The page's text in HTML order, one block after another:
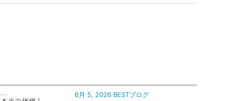
6月 5, 2026 BESTブログ